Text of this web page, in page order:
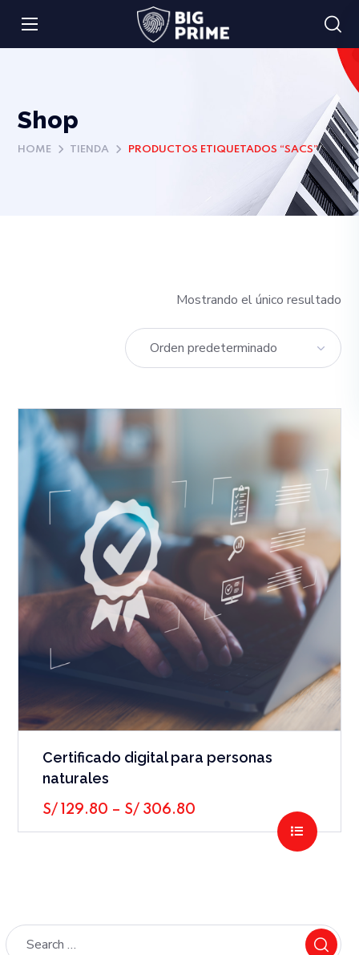
Shop
HOME TIENDA PRODUCTOS ETIQUETADOS “SACS”
Mostrando el único resultado
Certificado digital para personas
naturales
S/ 129.80 – S/ 306.80